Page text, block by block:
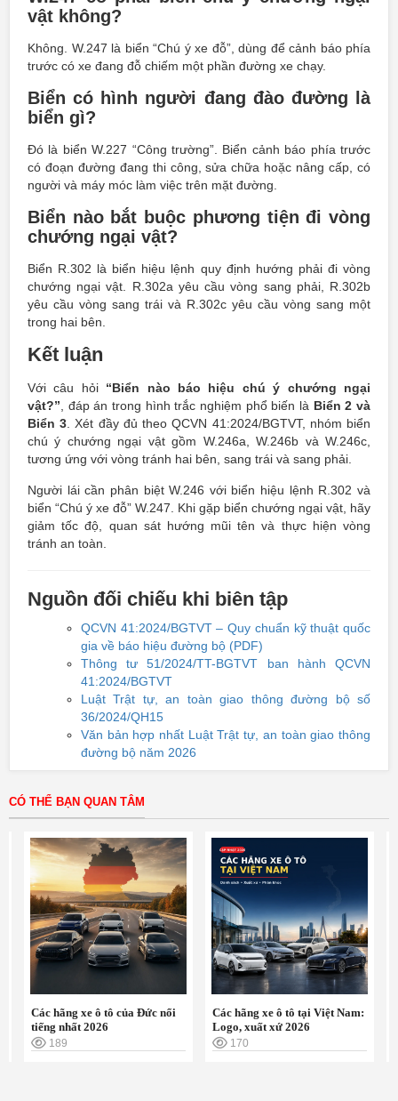
vật không?
Không. W.247 là biển “Chú ý xe đỗ”, dùng để cảnh báo phía
trước có xe đang đỗ chiếm một phần đường xe chạy.
Biển có hình người đang đào đường là
biển gì?
Đó là biển W.227 “Công trường”. Biển cảnh báo phía trước
có đoạn đường đang thi công, sửa chữa hoặc nâng cấp, có
người và máy móc làm việc trên mặt đường.
Biển nào bắt buộc phương tiện đi vòng
chướng ngại vật?
Biển R.302 là biển hiệu lệnh quy định hướng phải đi vòng
chướng ngại vật. R.302a yêu cầu vòng sang phải, R.302b
yêu cầu vòng sang trái và R.302c yêu cầu vòng sang một
trong hai bên.
Kết luận
Với câu hỏi “Biển nào báo hiệu chú ý chướng ngại
vật?” , đáp án trong hình trắc nghiệm phổ biến là Biển 2 và
Biển 3 . Xét đầy đủ theo QCVN 41:2024/BGTVT, nhóm biển
chú ý chướng ngại vật gồm W.246a, W.246b và W.246c,
tương ứng với vòng tránh hai bên, sang trái và sang phải.
Người lái cần phân biệt W.246 với biển hiệu lệnh R.302 và
biển “Chú ý xe đỗ” W.247. Khi gặp biển chướng ngại vật, hãy
giảm tốc độ, quan sát hướng mũi tên và thực hiện vòng
tránh an toàn.
Nguồn đối chiếu khi biên tập
QCVN 41:2024/BGTVT – Quy chuẩn kỹ thuật quốc
gia về báo hiệu đường bộ (PDF)
Thông tư 51/2024/TT-BGTVT ban hành QCVN
41:2024/BGTVT
Luật Trật tự, an toàn giao thông đường bộ số
36/2024/QH15
Văn bản hợp nhất Luật Trật tự, an toàn giao thông
đường bộ năm 2026
CÓ THỂ BẠN QUAN TÂM
của Đức nổi
Các hãng xe ô tô tại Việt Nam:
Cà vẹt xe là gì? Công
cách xem và mức